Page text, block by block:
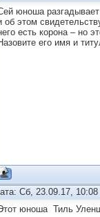
юноша
об этом
есть корона – но
его имя и
Сб, 23.09.17,
юноша Тиль